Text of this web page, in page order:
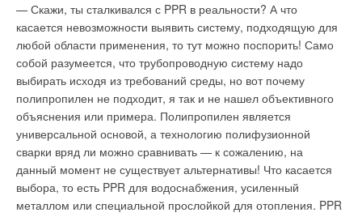
— Скажи, ты сталкивался с PPR в реальности? А что
касается невозможности выявить систему, подходящую для
любой области применения, то тут можно поспорить! Само
собой разумеется, что трубопроводную систему надо
выбирать исходя из требований среды, но вот почему
полипропилен не подходит, я так и не нашел объективного
объяснения или примера. Полипропилен является
универсальной основой, а технологию полифузионной
сварки вряд ли можно сравнивать — к сожалению, на
данный момент не существует альтернативы! Что касается
выбора, то есть PPR для водоснабжения, усиленный
металлом или специальной прослойкой для отопления. PPR
пользователем;
проверка на пересечения (в т.ч. с кабельными коробками
и внешними чертежами/ссылками);
наличие спецификаций;
функция MagiCAD Export позволяет вывести данные для
отдельного оборудования или для пересылки
информации в приложения, например по оценке
стоимости.
Электроснабжение
Этот модуль предназначен для проектирования систем
электроснабжения, связи и информационных систем.